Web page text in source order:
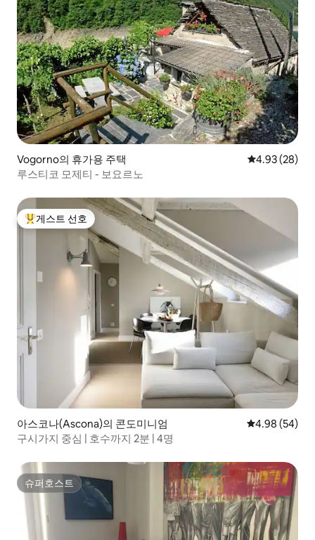
Vogorno의 휴가용 주택 평점 4.93점(5
4.93 (28)
루스티코 모제티 - 보요르노
상위 게스트 선호
게스트 선호
아스코나(Ascona)의 콘도미니엄 평점 4.98점(5
4.98 (54)
구시가지 중심 | 호수까지 2분 | 4명
슈퍼호스트
슈퍼호스트